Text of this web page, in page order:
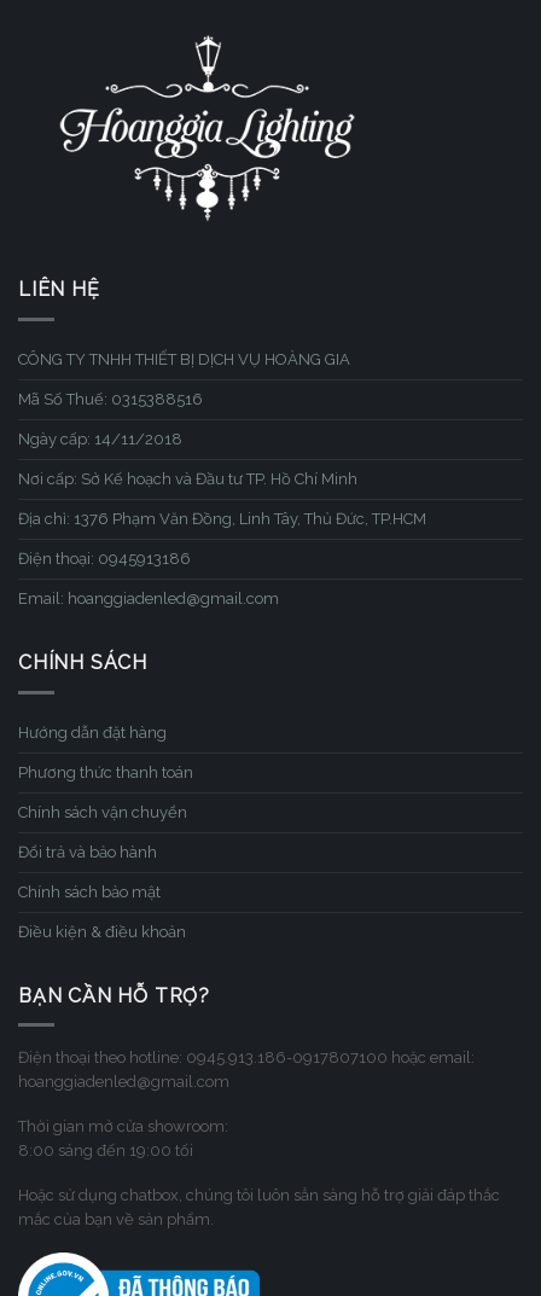
LIÊN HỆ
CÔNG TY TNHH THIẾT BỊ DỊCH VỤ HOÀNG GIA
Mã Số Thuế: 0315388516
Ngày cấp: 14/11/2018
Nơi cấp: Sở Kế hoạch và Đầu tư TP. Hồ Chí Minh
Địa chỉ: 1376 Phạm Văn Đồng, Linh Tây, Thủ Đức, TP.HCM
Điện thoại: 0945913186
Email: hoanggiadenled@gmail.com
CHÍNH SÁCH
Hướng dẫn đặt hàng
Phương thức thanh toán
Chính sách vận chuyển
Đổi trả và bảo hành
Chính sách bảo mật
Điều kiện & điều khoản
BẠN CẦN HỖ TRỢ?
Điện thoại theo hotline: 0945.913.186-0917807100 hoặc email:
hoanggiadenled@gmail.com
Thời gian mở cửa showroom:
8:00 sáng đến 19:00 tối
Hoặc sử dụng chatbox, chúng tôi luôn sẳn sàng hỗ trợ giải đáp thắc
mắc của bạn về sản phẩm.